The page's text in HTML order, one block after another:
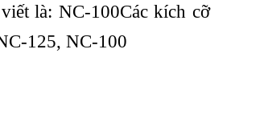
là: NC-100Các kích cỡ
125, NC-100